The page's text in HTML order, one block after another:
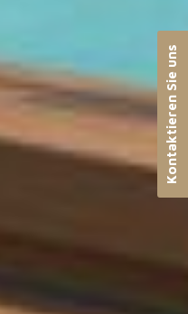
Kontaktieren Sie uns